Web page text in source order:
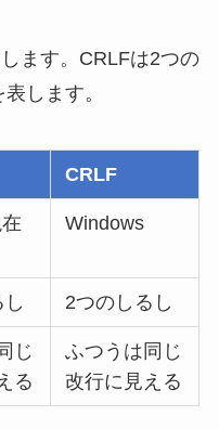
ます。CRLFは2つの
します。
CRLF
Windows
2つのしるし
じ
る
ふつうは同じ
改行に見える